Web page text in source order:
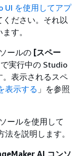
UI を使用してアプ
ください。それ以
す。
ールの [スペー
実行中の Studio
。表示されるスペ
表示する 」を参照
ールを使用して
を説明します。
AI コンソ